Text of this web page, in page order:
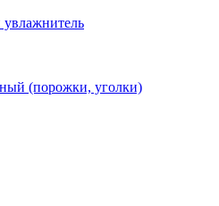
(порожки, уголки)